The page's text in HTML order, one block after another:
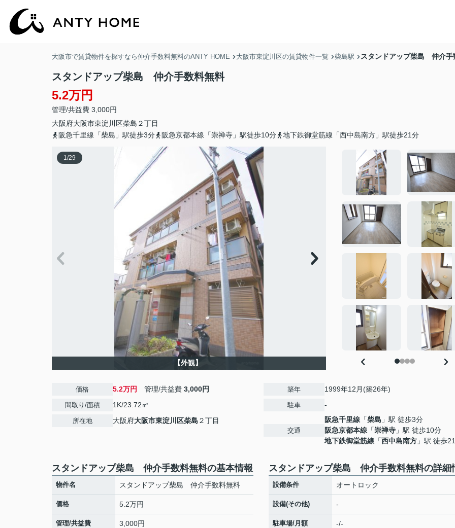
大阪市で賃貸物件を探すなら仲介手数料無料のANTY HOME 大阪市東淀川区の賃貸物件一覧 柴島駅 スタンドアップ柴島 仲介手
スタンドアップ柴島 仲介手数料無料
5.2万円
管理/共益費 3,000円
大阪府大阪市東淀川区柴島 ２丁目
阪急千里線「柴島」駅徒歩3分
阪急京都本線「崇禅寺」駅徒歩10分 地下鉄御堂筋線「西中島南方」駅徒歩21分
1/29
【外観】
価格 5.2万円 管理/共益費 3,000円
間取り/面積 1K/23.72㎡
所在地 大阪府大阪市東淀川区柴島 ２丁目
築年 1999年12月(築26年)
駐車 -
交通
阪急千里線 「柴島 」駅 徒歩3分
阪急京都本線 「崇禅寺 」駅 徒歩10分
地下鉄御堂筋線 「西中島南方 」駅 徒歩
スタンドアップ柴島 仲介手数料無料の基本情報
物件名 スタンドアップ柴島 仲介手数料無料
価格 5.2万円
管理/共益費 3,000円
スタンドアップ柴島 仲介手数料無料の詳細
設備条件 オートロック
設備(その他) -
駐車場/月額 -/-